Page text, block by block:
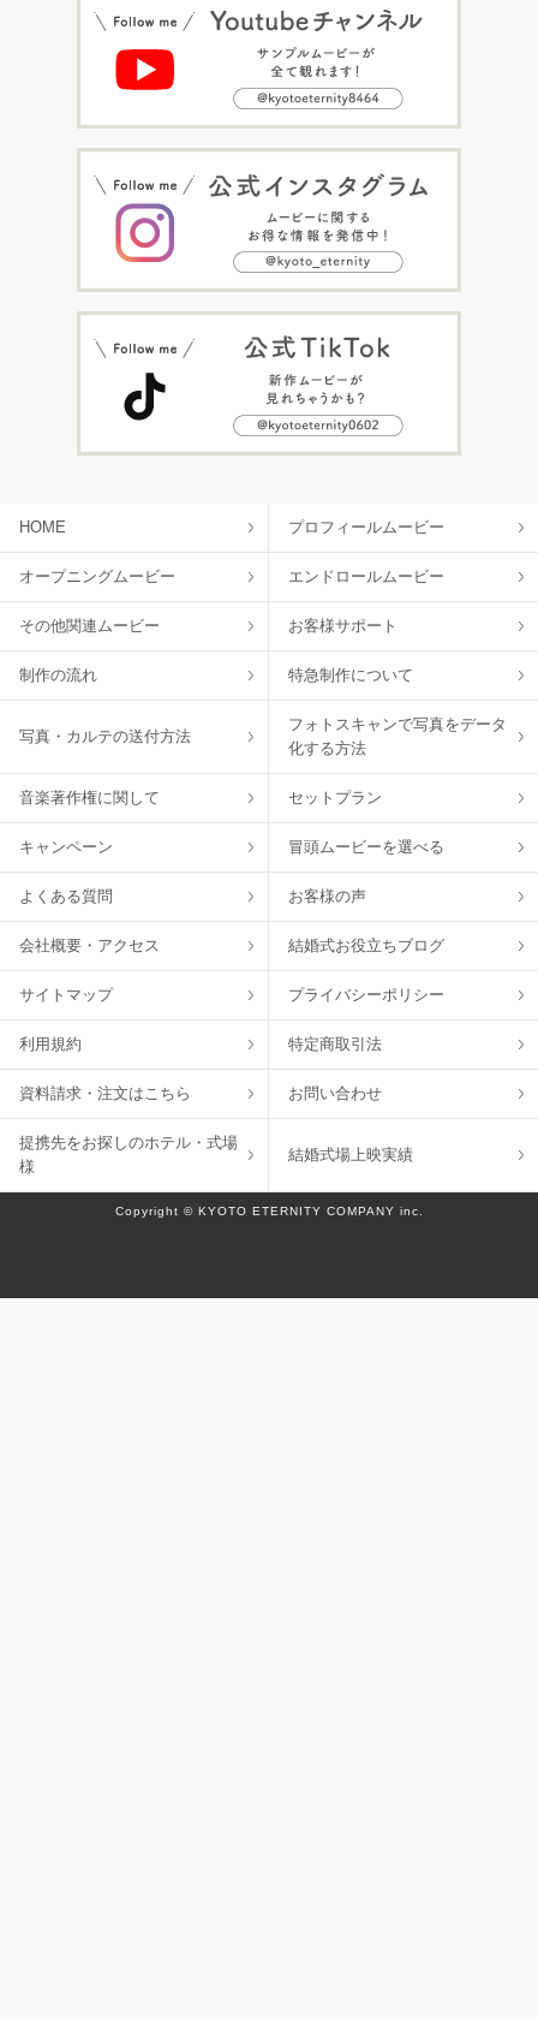
HOME プロフィールムービー
オープニングムービー エンドロールムービー
その他関連ムービー お客様サポート
制作の流れ 特急制作について
写真・カルテの送付方法
フォトスキャンで写真をデータ
化する方法
音楽著作権に関して セットプラン
キャンペーン 冒頭ムービーを選べる
よくある質問 お客様の声
会社概要・アクセス 結婚式お役立ちブログ
サイトマップ プライバシーポリシー
利用規約 特定商取引法
資料請求・注文はこちら お問い合わせ
提携先をお探しのホテル・式場
様
結婚式場上映実績
Copyright © KYOTO ETERNITY COMPANY inc.